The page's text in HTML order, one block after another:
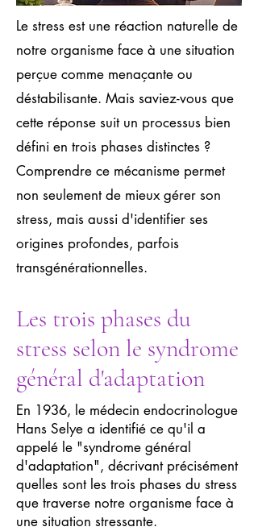
Le stress est une réaction naturelle de
notre organisme face à une situation
perçue comme menaçante ou
déstabilisante. Mais saviez-vous que
cette réponse suit un processus bien
défini en trois phases distinctes ?
Comprendre ce mécanisme permet
non seulement de mieux gérer son
stress, mais aussi d'identifier ses
origines profondes, parfois
transgénérationnelles.
Les trois phases du
stress selon le syndrome
général d'adaptation
En 1936, le médecin endocrinologue
Hans Selye a identifié ce qu'il a
appelé le "syndrome général
d'adaptation", décrivant précisément
quelles sont les trois phases du stress
que traverse notre organisme face à
une situation stressante.